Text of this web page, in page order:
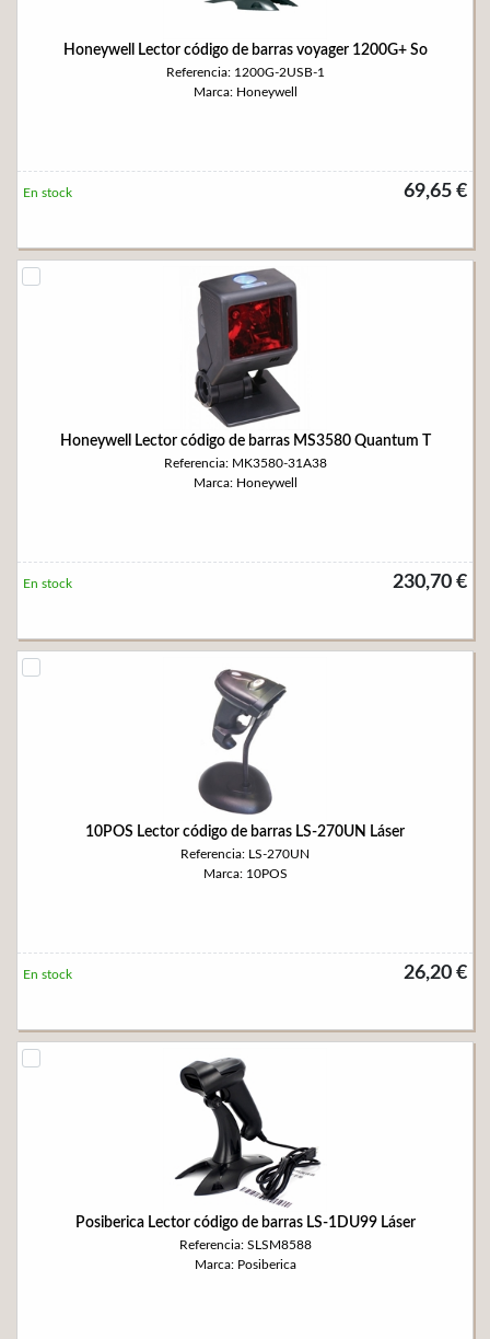
Honeywell Lector código de barras voyager 1200G+ So
Referencia: 1200G-2USB-1
Marca: Honeywell
69,65 €
En stock
Honeywell Lector código de barras MS3580 Quantum T
Referencia: MK3580-31A38
Marca: Honeywell
230,70 €
En stock
10POS Lector código de barras LS-270UN Láser
Referencia: LS-270UN
Marca: 10POS
26,20 €
En stock
Posiberica Lector código de barras LS-1DU99 Láser
Referencia: SLSM8588
Marca: Posiberica